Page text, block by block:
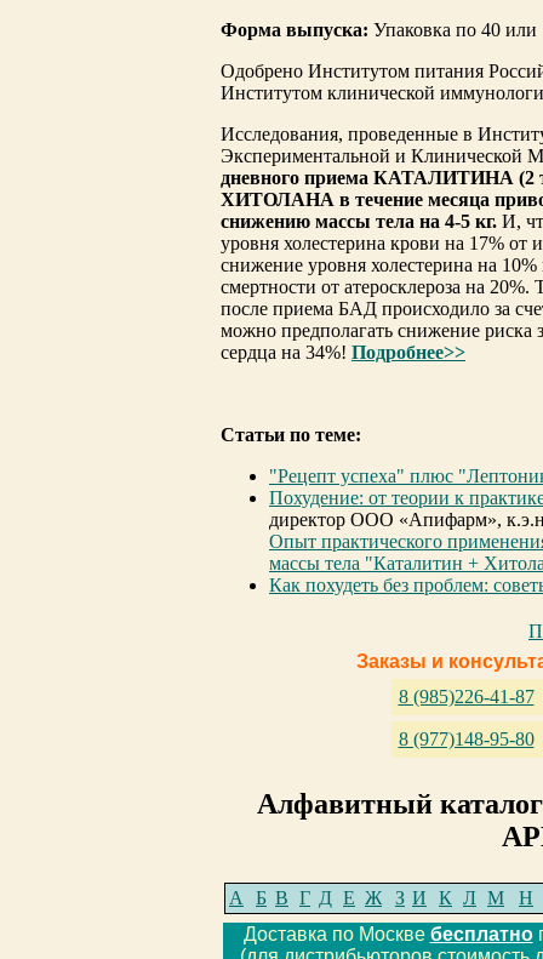
Форма выпуска: Упаковка по 40 или
Одобрено Институтом питания
Институтом клинической
Исследования, проведенные в
Экспериментальной и Клинической
дневного приема КАТАЛИТИНА (2
ХИТОЛАНА в течение месяца
снижению массы тела на 4-5 кг. И,
уровня холестерина крови на 17% от
снижение уровня холестерина на
смертности от атеросклероза на
после приема БАД происходило за
можно предполагать снижение риска
сердца на 34%! Подробнее>>
Статьи по теме:
"Рецепт успеха" плюс
Похудение: от теории к
директор ООО «Апифарм»,
Опыт практического
массы тела "Каталитин +
Как похудеть без проблем:
Заказы и
8 (985)226-41-87
8 (977)148-95-80
Алфавитный
А Б В Г Д Е Ж З И К Л М
Н
Доставка по Москве бесплатно